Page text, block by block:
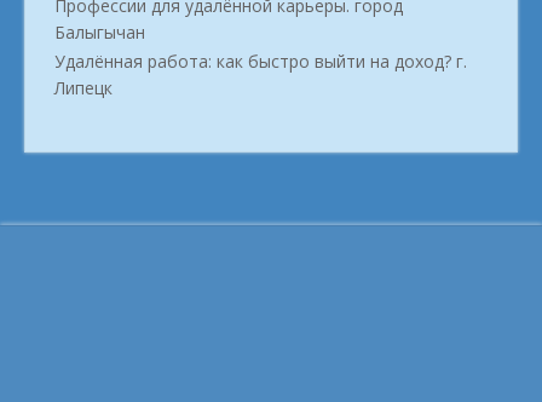
Профессии для удалённой карьеры. город
Балыгычан
Удалённая работа: как быстро выйти на доход? г.
Липецк